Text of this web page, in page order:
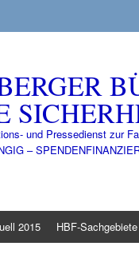
und Pressedienst zur
–
2015 HBF-Sachgebiete